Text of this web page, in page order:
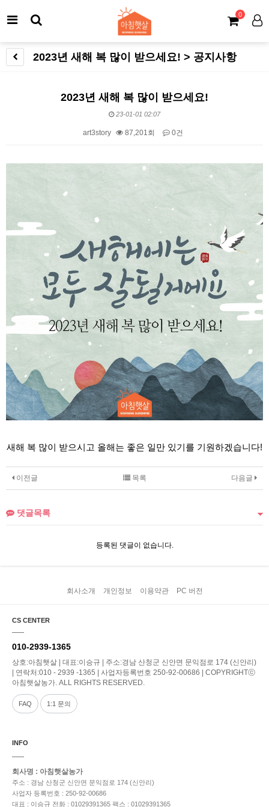
0
2023년 새해 복 많이 받으세요! > 공지사항
2023년 새해 복 많이 받으세요!
23-01-01 02:07
art3story 87,201회 0건
본문
새해 복 많이 받으시고 올해는 좋은 일만 있기를 기원하겠습니다!
이전글 다음글
목록
댓글목록
등록된 댓글이 없습니다.
회사소개 개인정보 이용약관 PC 버전
CS CENTER
010-2939-1365
상호:아침햇살 | 대표:이승규 | 주소:경남 산청군 신안면 문익점로 174 (신안리)
| 연락처:010 - 2939 -1365 | 사업자등록번호 250-92-00686 | COPYRIGHTⓒ
아침햇살농가. ALL RIGHTS RESERVED.
FAQ 1:1 문의
INFO
회사명 : 아침햇살농가
주소 : 경남 산청군 신안면 문익점로 174 (신안리)
사업자 등록번호 : 250-92-00686
대표 : 이승규 전화 : 01029391365 팩스 : 01029391365